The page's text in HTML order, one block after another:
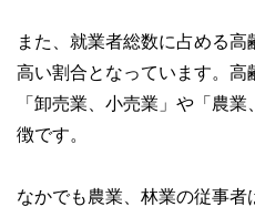
また、就業者総数に占める高
高い割合となっています。高
「卸売業、小売業」や「農
徴です。
なかでも農業、林業の従事